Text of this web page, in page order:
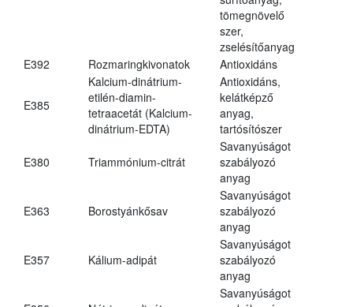
tömegnövelő
szer,
zselésítőanyag
E392
Rozmaringkivonatok Antioxidáns
E385
Kalcium-dinátrium-
etilén-diamin-
tetraacetát (Kalcium-
dinátrium-EDTA)
Antioxidáns,
kelátképző
anyag,
tartósítószer
E380 Triammónium-citrát
Savanyúságot
szabályozó
anyag
E363 Borostyánkősav
Savanyúságot
szabályozó
anyag
E357 Kálium-adipát
Savanyúságot
szabályozó
anyag
Savanyúságot